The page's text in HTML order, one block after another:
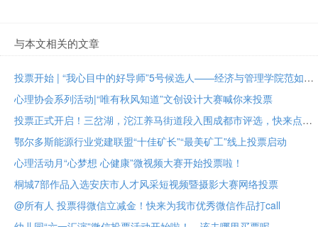
与本文相关的文章
投票开始 | “我心目中的好导师”5号候选人——经济与管理学院范如国教授
心理协会系列活动|“唯有秋风知道”文创设计大赛喊你来投票
投票正式开启！三岔湖，沱江养马街道段入围成都市评选，快来点赞助力吧
鄂尔多斯能源行业党建联盟“十佳矿长”“最美矿工”线上投票启动
心理活动月“心梦想 心健康”微视频大赛开始投票啦！
桐城7部作品入选安庆市人才风采短视频暨摄影大赛网络投票
@所有人 投票得微信立减金！快来为我市优秀微信作品打call